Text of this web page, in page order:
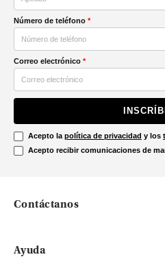
Número de teléfono *
Correo electrónico *
Acepto la política de privacidad y los
Acepto recibir comunicaciones de
Contáctanos
Ayuda